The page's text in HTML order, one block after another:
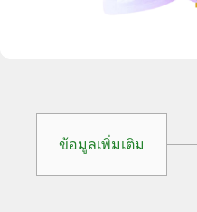
ข้อมูลเพิ่มเติม